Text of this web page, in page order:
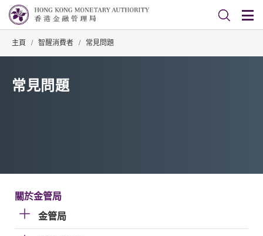
主頁 / 智醒消費者 / 常見問題
常見問題
關於金管局
金管局